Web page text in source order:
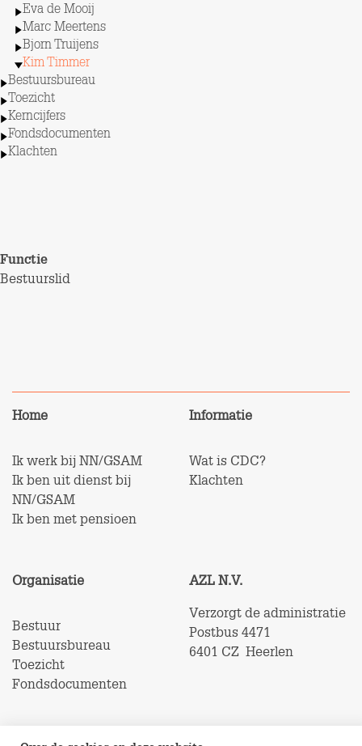
Eva de Mooij
Marc Meertens
Bjorn Truijens
Kim Timmer
Bestuursbureau
Toezicht
Kerncijfers
Fondsdocumenten
Klachten
Functie
Bestuurslid
Home
Ik werk bij NN/GSAM
Ik ben uit dienst bij
NN/GSAM
Ik ben met pensioen
Informatie
Wat is CDC?
Klachten
Organisatie
Bestuur
Bestuursbureau
Toezicht
Fondsdocumenten
AZL N.V.
Verzorgt de administratie
Postbus 4471
6401 CZ Heerlen